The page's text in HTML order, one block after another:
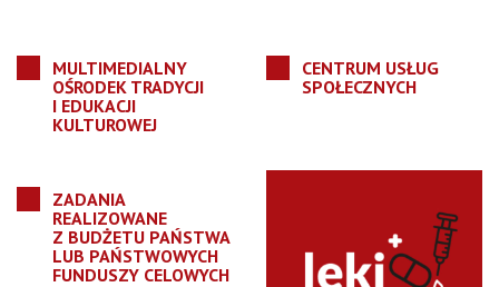
MULTIMEDIALNY
OŚRODEK TRADYCJI
I EDUKACJI
KULTUROWEJ
CENTRUM USŁUG
SPOŁECZNYCH
ZADANIA
REALIZOWANE
Z BUDŻETU PAŃSTWA
LUB PAŃSTWOWYCH
FUNDUSZY CELOWYCH